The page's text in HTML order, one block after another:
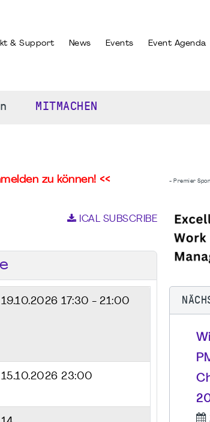
& Support News Events Event Agenda
MITMACHEN
zu können! <<
ICAL SUBSCRIBE
19.10.202617:30 - 21:00
15.10.2026 23:00
- Premier